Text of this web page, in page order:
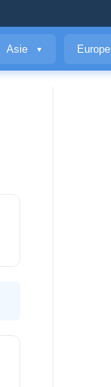
Asie ▼ Europe